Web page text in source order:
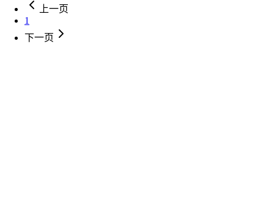
上一页
1
下一页